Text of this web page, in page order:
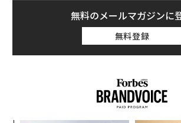
無料のメールマガジンに
無料登録